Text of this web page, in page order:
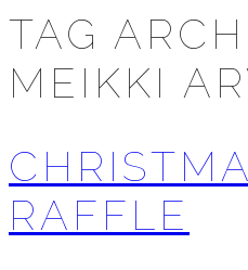
TAG
MEIKKI
RAFFLE